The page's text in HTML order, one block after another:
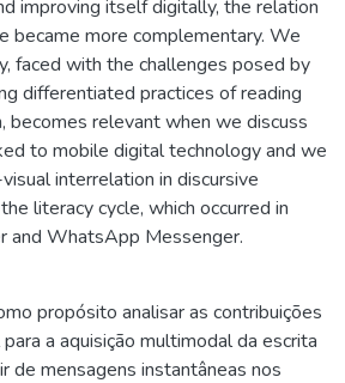
improving itself digitally, the relation
became more complementary. We
faced with the challenges posed by
differentiated practices of reading
becomes relevant when we discuss
to mobile digital technology and we
interrelation in discursive
literacy cycle, which occurred in
and WhatsApp Messenger.
propósito analisar as contribuições
a aquisição multimodal da escrita
de mensagens instantâneas nos